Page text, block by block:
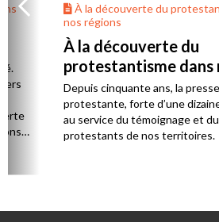
À la découverte du
nos régions
À la découverte du
protestantisme dans
régions
Depuis cinquante ans, la
protestante, forte d’une
au service du témoignage et
protestants de nos territoires.